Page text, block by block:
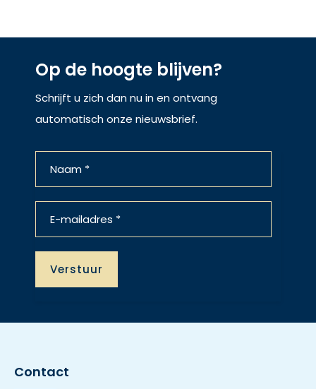
Op de hoogte blijven?
Schrijft u zich dan nu in en ontvang
automatisch onze nieuwsbrief.
Contact